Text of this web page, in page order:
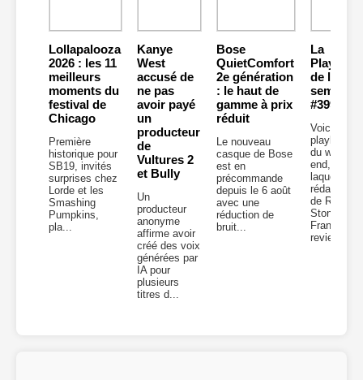
Lollapalooza
2026 : les 11
meilleurs
moments du
festival de
Chicago
Première
historique pour
SB19, invités
surprises chez
Lorde et les
Smashing
Pumpkins,
pla...
Kanye
West
accusé de
ne pas
avoir payé
un
producteur
de
Vultures 2
et Bully
Un
producteur
anonyme
affirme avoir
créé des voix
générées par
IA pour
plusieurs
titres d...
Bose
QuietComfort
2e génération
: le haut de
gamme à prix
réduit
Le nouveau
casque de Bose
est en
précommande
depuis le 6 août
avec une
réduction de
bruit...
La
Playlist
de la
semaine
#399
Voici la
playlist
du week-
end, dans
laquelle la
rédaction
de Rolling
Stone
France
revient...